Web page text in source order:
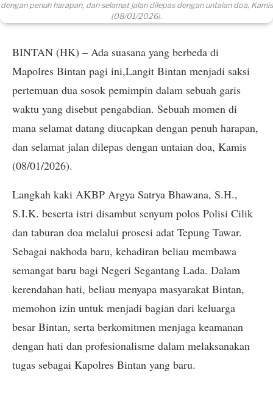
dengan penuh harapan, dan selamat jalan dilepas dengan untaian doa, Kamis
(08/01/2026).
BINTAN (HK) – Ada suasana yang berbeda di
Mapolres Bintan pagi ini,Langit Bintan menjadi saksi
pertemuan dua sosok pemimpin dalam sebuah garis
waktu yang disebut pengabdian. Sebuah momen di
mana selamat datang diucapkan dengan penuh harapan,
dan selamat jalan dilepas dengan untaian doa, Kamis
(08/01/2026).
Langkah kaki AKBP Argya Satrya Bhawana, S.H.,
S.I.K. beserta istri disambut senyum polos Polisi Cilik
dan taburan doa melalui prosesi adat Tepung Tawar.
Sebagai nakhoda baru, kehadiran beliau membawa
semangat baru bagi Negeri Segantang Lada. Dalam
kerendahan hati, beliau menyapa masyarakat Bintan,
memohon izin untuk menjadi bagian dari keluarga
besar Bintan, serta berkomitmen menjaga keamanan
dengan hati dan profesionalisme dalam melaksanakan
tugas sebagai Kapolres Bintan yang baru.